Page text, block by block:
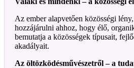
Az ember alapvetően közösségi
hozzájárulni ahhoz, hogy élő,
bemutatja a közösségek típusait,
akadályait.
Az öltözködésművészetről – a